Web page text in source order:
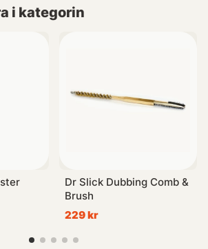
sax till de små jobben då du vill
och syntetmaterial med.
hackeltång och dubbingnål kommer att
i kategorin
Dr Slick Dubbing Comb &
Brush
229 kr